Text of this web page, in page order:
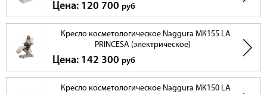
Цена: 120 700 руб
Кресло косметологическое Naggura МК155 LA
PRINCESA (электрическое)
Цена: 142 300 руб
Кресло косметологическое Naggura MK150 LA